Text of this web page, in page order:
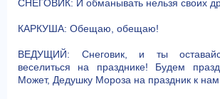
СНЕГОВИК: И обманывать нельзя своих
КАРКУША: Обещаю, обещаю!
ВЕДУЩИЙ: Снеговик, и ты
веселиться на празднике! Будем
Может, Дедушку Мороза на праздник к нам